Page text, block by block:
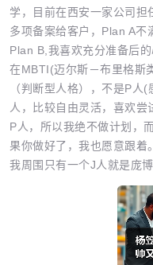
学，目前在西安一家公司担
多项备案给客户，Plan A不
Plan B,我喜欢充分准备后
在MBTI(迈尔斯－布里格斯
（判断型人格），不是P人
人，比较自由灵活，喜欢尝
P人，所以我绝不做计划，
果你做好了，我也愿意跟着
我周围只有一个J人就是庞博